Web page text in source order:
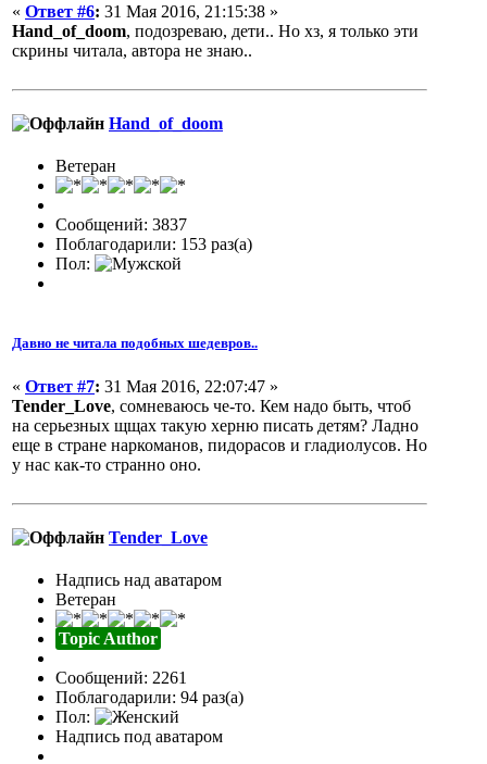
« Ответ #6: 31 Мая 2016, 21:15:38 »
Hand_of_doom, подозреваю, дети.. Но хз, я только эти
скрины читала, автора не знаю..
Hand_of_doom
Ветеран
Сообщений: 3837
Поблагодарили: 153 раз(а)
Пол:
Давно не читала подобных шедевров..
« Ответ #7: 31 Мая 2016, 22:07:47 »
Tender_Love, сомневаюсь че-то. Кем надо быть, чтоб
на серьезных щщах такую херню писать детям? Ладно
еще в стране наркоманов, пидорасов и гладиолусов. Но
у нас как-то странно оно.
Tender_Love
Надпись над аватаром
Ветеран
Topic Author
Сообщений: 2261
Поблагодарили: 94 раз(а)
Пол:
Надпись под аватаром